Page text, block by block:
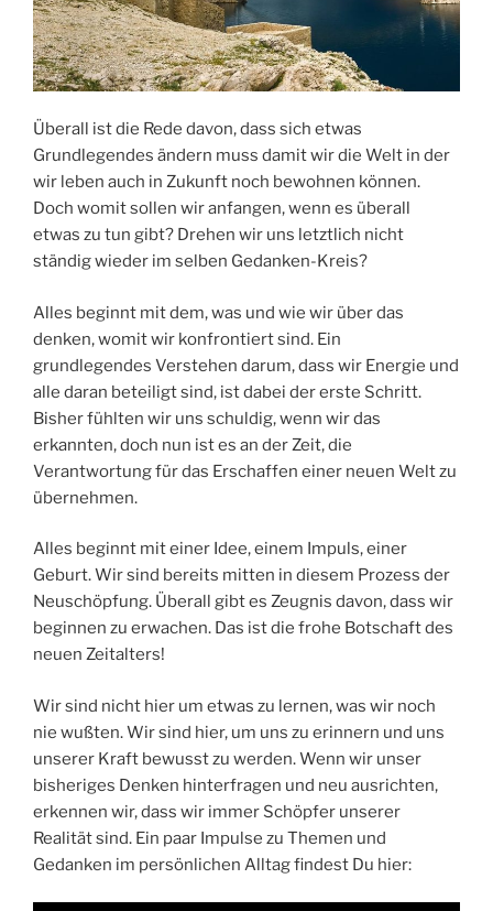
Überall ist die Rede davon, dass sich etwas
Grundlegendes ändern muss damit wir die Welt in der
wir leben auch in Zukunft noch bewohnen können.
Doch womit sollen wir anfangen, wenn es überall
etwas zu tun gibt? Drehen wir uns letztlich nicht
ständig wieder im selben Gedanken-Kreis?
Alles beginnt mit dem, was und wie wir über das
denken, womit wir konfrontiert sind. Ein
grundlegendes Verstehen darum, dass wir Energie und
alle daran beteiligt sind, ist dabei der erste Schritt.
Bisher fühlten wir uns schuldig, wenn wir das
erkannten, doch nun ist es an der Zeit, die
Verantwortung für das Erschaffen einer neuen Welt zu
übernehmen.
Alles beginnt mit einer Idee, einem Impuls, einer
Geburt. Wir sind bereits mitten in diesem Prozess der
Neuschöpfung. Überall gibt es Zeugnis davon, dass wir
beginnen zu erwachen. Das ist die frohe Botschaft des
neuen Zeitalters!
Wir sind nicht hier um etwas zu lernen, was wir noch
nie wußten. Wir sind hier, um uns zu erinnern und uns
unserer Kraft bewusst zu werden. Wenn wir unser
bisheriges Denken hinterfragen und neu ausrichten,
erkennen wir, dass wir immer Schöpfer unserer
Realität sind. Ein paar Impulse zu Themen und
Gedanken im persönlichen Alltag findest Du hier: